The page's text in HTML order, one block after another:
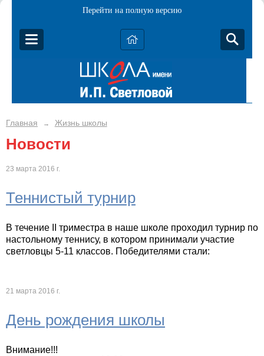
Перейти на полную версию
Главная → Жизнь школы
Новости
23 марта 2016 г.
Теннистый турнир
В течение II триместра в наше школе проходил турнир по
настольному теннису, в котором принимали участие
светловцы 5-11 классов. Победителями стали:
21 марта 2016 г.
День рождения школы
Внимание!!!